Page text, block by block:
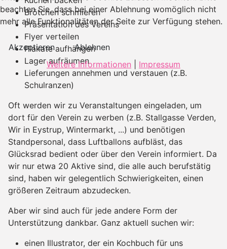
Brötchen schmieren
Präsentation des Vereins
Flyer verteilen
Plakate aufhängen
Lager aufräumen
Lieferungen annehmen und verstauen (z.B.
Schulranzen)
Oft werden wir zu Veranstaltungen eingeladen, um
dort für den Verein zu werben (z.B. Stallgasse Verden,
Wir in Eystrup, Wintermarkt, ...) und benötigen
Standpersonal, dass Luftballons aufbläst, das
Glücksrad bedient oder über den Verein informiert. Da
wir nur etwa 20 Aktive sind, die alle auch berufstätig
sind, haben wir gelegentlich Schwierigkeiten, einen
größeren Zeitraum abzudecken.
Aber wir sind auch für jede andere Form der
Unterstützung dankbar. Ganz aktuell suchen wir:
einen Illustrator, der ein Kochbuch für uns
beachten Sie, dass bei einer Ablehnung womöglich nicht
mehr alle Funktionalitäten der Seite zur Verfügung stehen.
Akzeptieren
Ablehnen
Weitere Informationen
Impressum